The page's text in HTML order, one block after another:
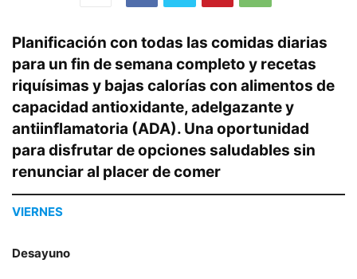
Planificación con todas las comidas diarias
para un fin de semana completo y recetas
riquísimas y bajas calorías con alimentos de
capacidad antioxidante, adelgazante y
antiinflamatoria (ADA). Una oportunidad
para disfrutar de opciones saludables sin
renunciar al placer de comer
VIERNES
Desayuno